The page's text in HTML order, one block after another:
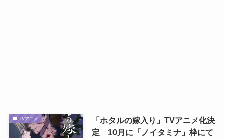
TVアニメ
「ホタルの嫁入り」TVアニメ化決
定 10月に「ノイタミナ」枠にて